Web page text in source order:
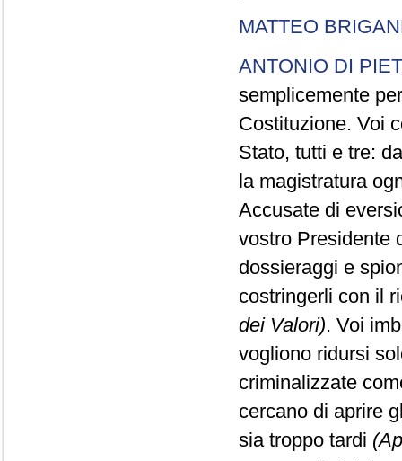
MATTEO
ANTONIO DI
semplicemente
Costituzione. Voi
Stato, tutti e tre:
la magistratura
Accusate di
vostro Presidente
dossieraggi e
costringerli con il
dei Valori). Voi
vogliono ridursi
criminalizzate
cercano di aprire
sia troppo tardi